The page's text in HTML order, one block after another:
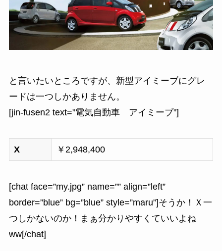
と言いたいところですが、新型アイミーブにグレ
ードは一つしかありません。
[jin-fusen2 text=”電気自動車 アイミーブ”]
X ￥2,948,400
[chat face=”my.jpg” name=”” align=”left”
border=”blue” bg=”blue” style=”maru”]そうか！Ｘ一
つしかないのか！まぁ分かりやすくていいよね
ww[/chat]